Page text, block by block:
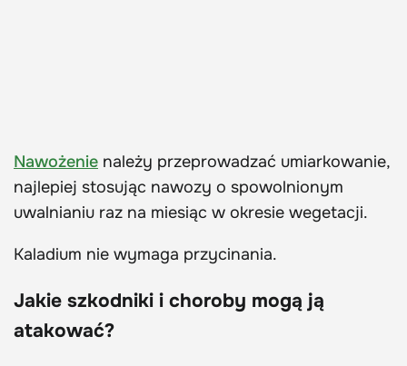
Nawożenie należy przeprowadzać umiarkowanie,
najlepiej stosując nawozy o spowolnionym
uwalnianiu raz na miesiąc w okresie wegetacji.
Kaladium nie wymaga przycinania.
Jakie szkodniki i choroby mogą ją
atakować?